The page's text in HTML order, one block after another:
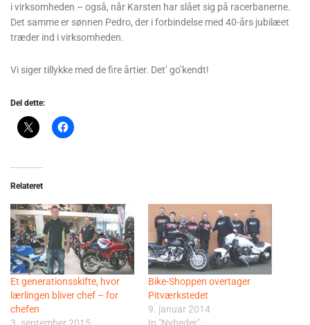
i virksomheden – også, når Karsten har slået sig på racerbanerne.
Det samme er sønnen Pedro, der i forbindelse med 40-års jubilæet
træder ind i virksomheden.
Vi siger tillykke med de fire årtier. Det’ go’kendt!
Del dette:
Relateret
Et generationsskifte, hvor
lærlingen bliver chef – for
chefen
Bike-Shoppen overtager
Pitværkstedet
9. januar 2014